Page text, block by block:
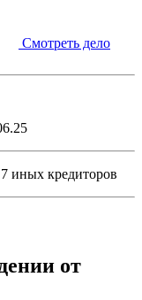
Смотреть дело
иных кредиторов
от